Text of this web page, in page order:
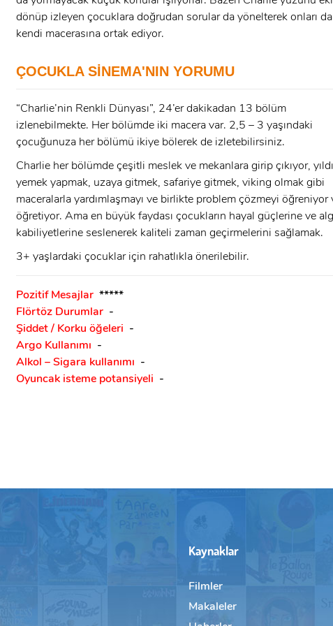
E-Posta:
Beni Hatırla Şifremi Unuttum ?
GIRIŞ
Şifre:
ÜYE OL
GIRIŞ
dönüp izleyen çocuklara doğrudan sorular da yönelterek onları da
kendi macerasına ortak ediyor.
ÇOCUKLA SİNEMA'NIN YORUMU
“Charlie’nin Renkli Dünyası”, 24’er dakikadan 13 bölüm
izlenebilmekte. Her bölümde iki macera var. 2,5 – 3 yaşındaki
çocuğunuza her bölümü ikiye bölerek de izletebilirsiniz.
Charlie her bölümde çeşitli meslek ve mekanlara girip çıkıyor,
yemek yapmak, uzaya gitmek, safariye gitmek, viking olmak gibi
maceralarla yardımlaşmayı ve birlikte problem çözmeyi öğreniyor
öğretiyor. Ama en büyük faydası çocukların hayal güçlerine ve
kabiliyetlerine seslenerek kaliteli zaman geçirmelerini sağlamak.
3+ yaşlardaki çocuklar için rahatlıkla önerilebilir.
Pozitif Mesajlar *****
Flörtöz Durumlar -
Şiddet / Korku öğeleri -
Argo Kullanımı -
Alkol – Sigara kullanımı -
Oyuncak isteme potansiyeli -
Kaynaklar
Filmler
Makaleler